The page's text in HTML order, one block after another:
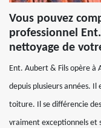
Vous pouvez
professionnel
nettoyage de
Ent. Aubert & Fils opère à
depuis plusieurs années.
toiture. Il se différencie
vraiment exceptionnels et